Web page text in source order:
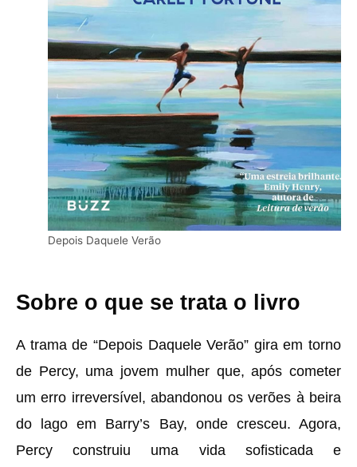
Depois Daquele Verão
Sobre o que se trata o livro
A trama de “Depois Daquele Verão” gira em torno
de Percy, uma jovem mulher que, após cometer
um erro irreversível, abandonou os verões à beira
do lago em Barry’s Bay, onde cresceu. Agora,
Percy construiu uma vida sofisticada e